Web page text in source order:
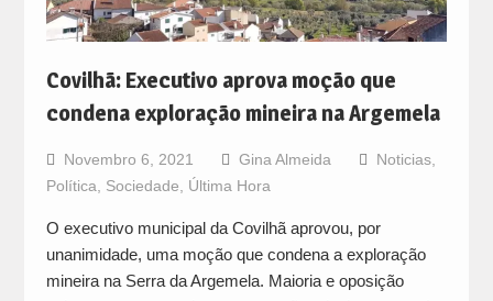
Covilhã: Executivo aprova moção que
condena exploração mineira na Argemela
Novembro 6, 2021 Gina Almeida Noticias,
Política
Sociedade Última Hora
O executivo municipal da Covilhã aprovou, por
unanimidade, uma moção que condena a exploração
mineira na Serra da Argemela. Maioria e oposição